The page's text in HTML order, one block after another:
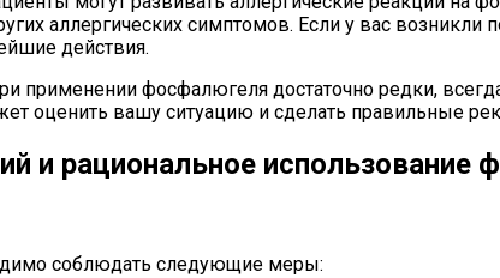
аллергических симптомов. Если у вас
действия.
применении фосфалюгеля достаточно редки,
оценить вашу ситуацию и сделать правильные
и рациональное использование
соблюдать следующие меры: